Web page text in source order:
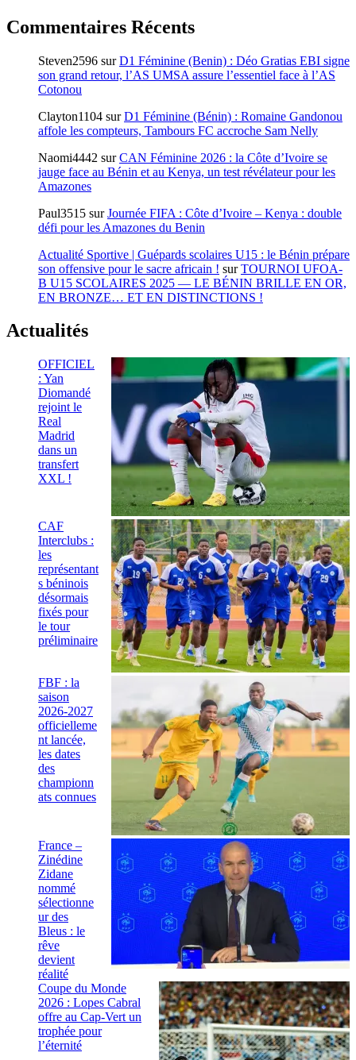
Commentaires Récents
Steven2596 surD1 Féminine (Benin) : Déo Gratias EBI signe
son grand retour, l’AS UMSA assure l’essentiel face à l’AS
Cotonou
Clayton1104 surD1 Féminine (Bénin) : Romaine Gandonou
affole les compteurs, Tambours FC accroche Sam Nelly
Naomi4442 surCAN Féminine 2026 : la Côte d’Ivoire se
jauge face au Bénin et au Kenya, un test révélateur pour les
Amazones
Paul3515 surJournée FIFA : Côte d’Ivoire – Kenya : double
défi pour les Amazones du Benin
Actualité Sportive | Guépards scolaires U15 : le Bénin prépare
son offensive pour le sacre africain ! surTOURNOI UFOA-
B U15 SCOLAIRES 2025 — LE BÉNIN BRILLE EN OR,
EN BRONZE… ET EN DISTINCTIONS !
Actualités
OFFICIEL
: Yan
Diomandé
rejoint le
Real
Madrid
dans un
transfert
XXL !
CAF
Interclubs :
les
représentant
s béninois
désormais
fixés pour
le tour
préliminaire
FBF : la
saison
2026-2027
officielleme
nt lancée,
les dates
des
championn
ats connues
France –
Zinédine
Zidane
nommé
sélectionne
ur des
Bleus : le
rêve
devient
réalité
Coupe du Monde
2026 : Lopes Cabral
offre au Cap-Vert un
trophée pour
l’éternité